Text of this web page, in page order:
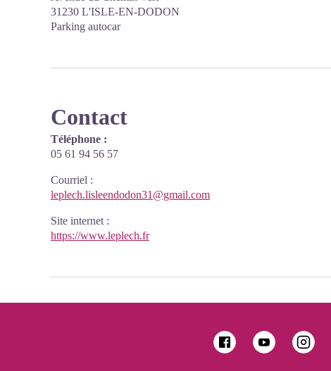
31230 L'ISLE-EN-DODON
Parking autocar
Contact
Téléphone :
05 61 94 56 57
Courriel :
leplech.lisleendodon31@gmail.com
Site internet :
https://www.leplech.fr